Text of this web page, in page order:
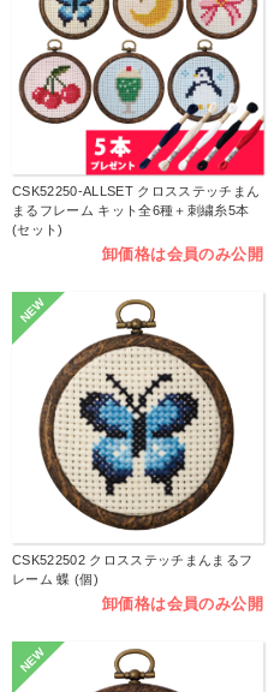
CSK52250-ALLSET クロスステッチまん
まるフレーム キット全6種＋刺繍糸5本
(セット)
卸価格は会員のみ公開
NEW
CSK522502 クロスステッチまんまるフ
レーム 蝶 (個)
卸価格は会員のみ公開
NEW